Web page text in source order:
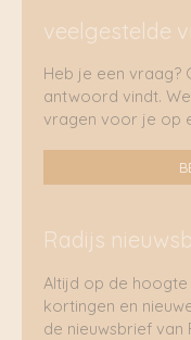
veelgestelde
Heb je een vraag?
antwoord vindt.
vragen voor je op
Radijs
Altijd op de hoogte
kortingen en
de nieuwsbrief van